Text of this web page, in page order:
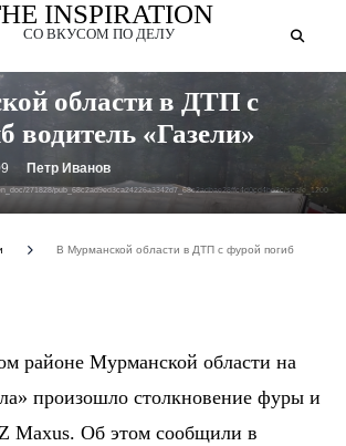
INSPIRATION
СО ВКУСОМ ПО ДЕЛУ
271828/pub_68c2ad9ed3ca24226a3342d7_68c2adbae28ffc4d0cd4bd2c/scale_1200
области в ДТП с
водитель «Газели»
Петр Иванов
В Мурманской области в ДТП с фурой погиб
районе Мурманской области на
произошло столкновение фуры и
Maxus. Об этом сообщили в